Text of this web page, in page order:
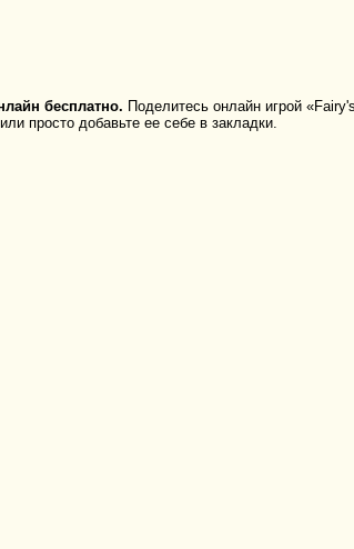
бесплатно. Поделитесь онлайн игрой
просто добавьте ее себе в закладки.